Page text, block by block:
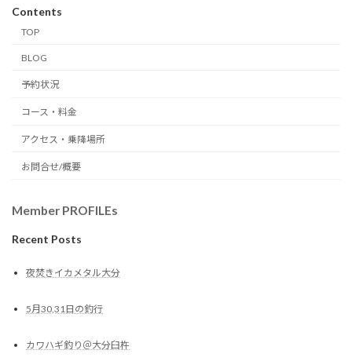
Contents
TOP
BLOG
予約状況
コース・料金
アクセス・乗降場所
お問合せ/概要
Member PROFILEs
Recent Posts
夜焚きイカメタル大分
5月30,31日の釣行
カワハギ釣り＠大分臼杵